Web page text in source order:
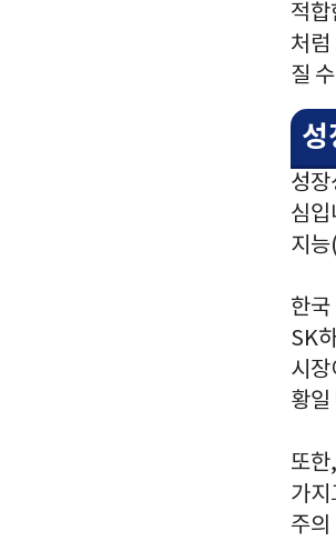
적합
처럼
질
성
성장
심
지
한국
SK
시장
황일
또한
가지
주의